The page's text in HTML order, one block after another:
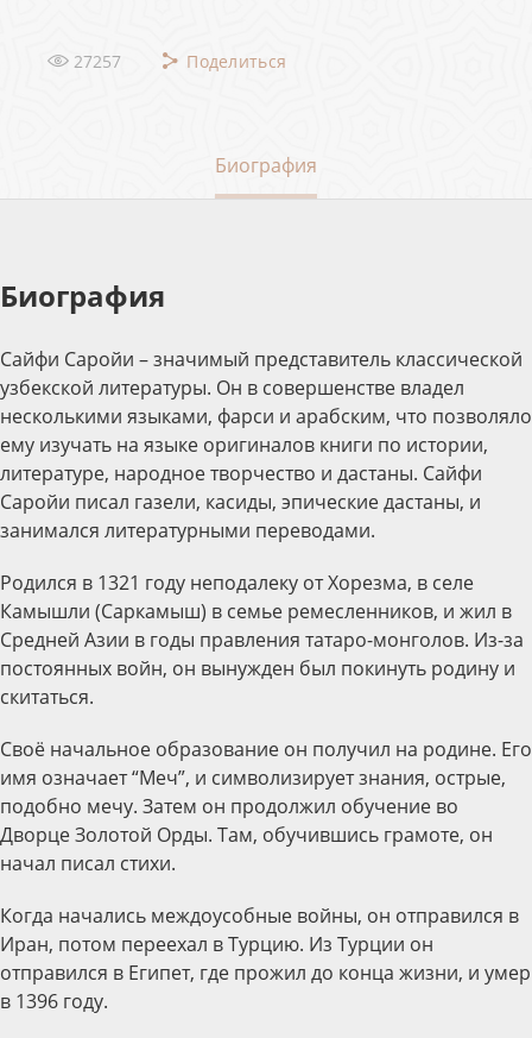
27257 Поделиться
Биография
Биография
Сайфи Саройи – значимый представитель классической
узбекской литературы. Он в совершенстве владел
несколькими языками, фарси и арабским, что позволяло
ему изучать на языке оригиналов книги по истории,
литературе, народное творчество и дастаны. Сайфи
Саройи писал газели, касиды, эпические дастаны, и
занимался литературными переводами.
Родился в 1321 году неподалеку от Хорезма, в селе
Камышли (Саркамыш) в семье ремесленников, и жил в
Средней Азии в годы правления татаро-монголов. Из-за
постоянных войн, он вынужден был покинуть родину и
скитаться.
Своё начальное образование он получил на родине. Его
имя означает “Меч”, и символизирует знания, острые,
подобно мечу. Затем он продолжил обучение во
Дворце Золотой Орды. Там, обучившись грамоте, он
начал писал стихи.
Когда начались междоусобные войны, он отправился в
Иран, потом переехал в Турцию. Из Турции он
отправился в Египет, где прожил до конца жизни, и умер
в 1396 году.